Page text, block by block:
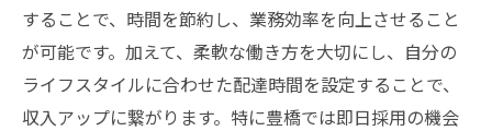
することで、時間を節約し、業務効率を向上させること
が可能です。加えて、柔軟な働き方を大切にし、自分の
ライフスタイルに合わせた配達時間を設定することで、
収入アップに繋がります。特に豊橋では即日採用の機会